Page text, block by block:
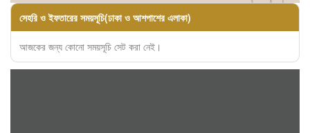
সেহরি ও ইফতারের সময়সূচি(ঢাকা ও আশপাশের এলাকা)
আজকের জন্য কোনো সময়সূচি সেট করা নেই।